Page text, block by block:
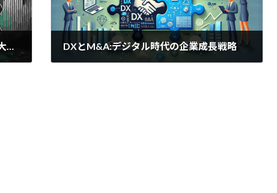
2024年最新！クロスボーダーM&Aの5大トレンドと成功の鍵 DXとM&A:デジタル時代の企業成長戦略